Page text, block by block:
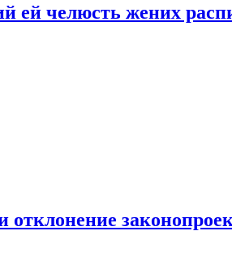
ей челюсть жених
отклонение